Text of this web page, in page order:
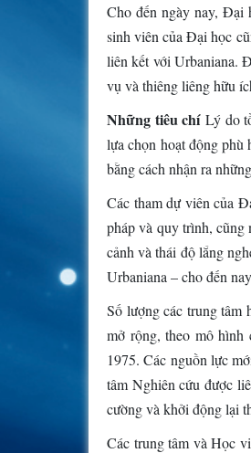
Cho đến ngày nay, Đại
sinh viên của Đại học
liên kết với Urbaniana.
vụ và thiêng liêng hữu
Những tiêu chí Lý do
lựa chọn hoạt động
bằng cách nhận ra
Các tham dự viên của
pháp và quy trình, cũng
cảnh và thái độ lắng
Urbaniana – cho đến
Số lượng các trung tâm
mở rộng, theo mô hình
1975. Các nguồn lực
tâm Nghiên cứu được
cường và khởi động lại
Các trung tâm và Học